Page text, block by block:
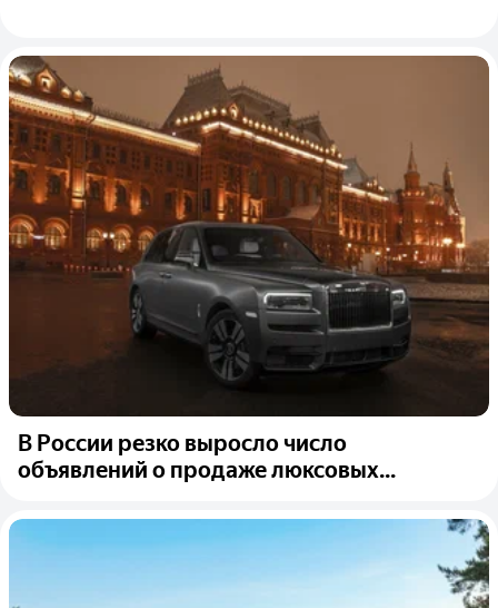
В России резко выросло число
объявлений о продаже люксовых...